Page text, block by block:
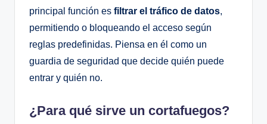
principal función es filtrar el tráfico de datos,
permitiendo o bloqueando el acceso según
reglas predefinidas. Piensa en él como un
guardia de seguridad que decide quién puede
entrar y quién no.
¿Para qué sirve un cortafuegos?